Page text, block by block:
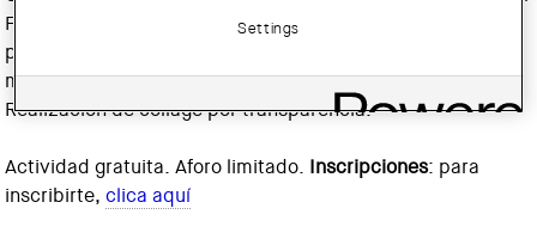
Frederick nos descubrirá su despensa de luz, colores y
palabras, y nos llevará a pensar en el sol y la luz, y la
manera en que podemos aprovechar su energía.
Realización de collage por transparencia.
Actividad gratuita. Aforo limitado. Inscripciones: para
inscribirte,clica aquí
Settings